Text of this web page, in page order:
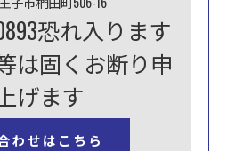
恐れ入ります
は固くお断り申
げます
わせはこちら